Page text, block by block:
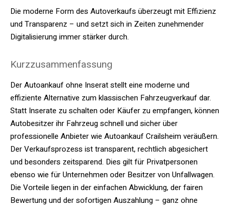
Die moderne Form des Autoverkaufs überzeugt mit Effizienz
und Transparenz – und setzt sich in Zeiten zunehmender
Digitalisierung immer stärker durch.
Kurzzusammenfassung
Der Autoankauf ohne Inserat stellt eine moderne und
effiziente Alternative zum klassischen Fahrzeugverkauf dar.
Statt Inserate zu schalten oder Käufer zu empfangen, können
Autobesitzer ihr Fahrzeug schnell und sicher über
professionelle Anbieter wie Autoankauf Crailsheim veräußern.
Der Verkaufsprozess ist transparent, rechtlich abgesichert
und besonders zeitsparend. Dies gilt für Privatpersonen
ebenso wie für Unternehmen oder Besitzer von Unfallwagen.
Die Vorteile liegen in der einfachen Abwicklung, der fairen
Bewertung und der sofortigen Auszahlung – ganz ohne